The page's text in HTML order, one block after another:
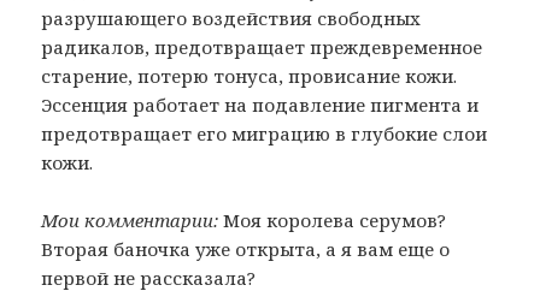
разрушающего воздействия свободных
радикалов, предотвращает преждевременное
старение, потерю тонуса, провисание кожи.
Эссенция работает на подавление пигмента и
предотвращает его миграцию в глубокие слои
кожи.
Мои комментарии: Моя королева серумов?
Вторая баночка уже открыта, а я вам еще о
первой не рассказала?